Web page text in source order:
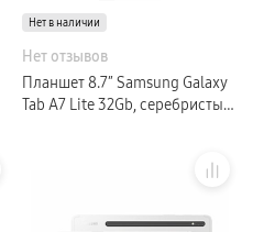
Нет в наличии
Нет отзывов
Планшет 8.7″ Samsung Galaxy
Tab A7 Lite 32Gb, серебристый